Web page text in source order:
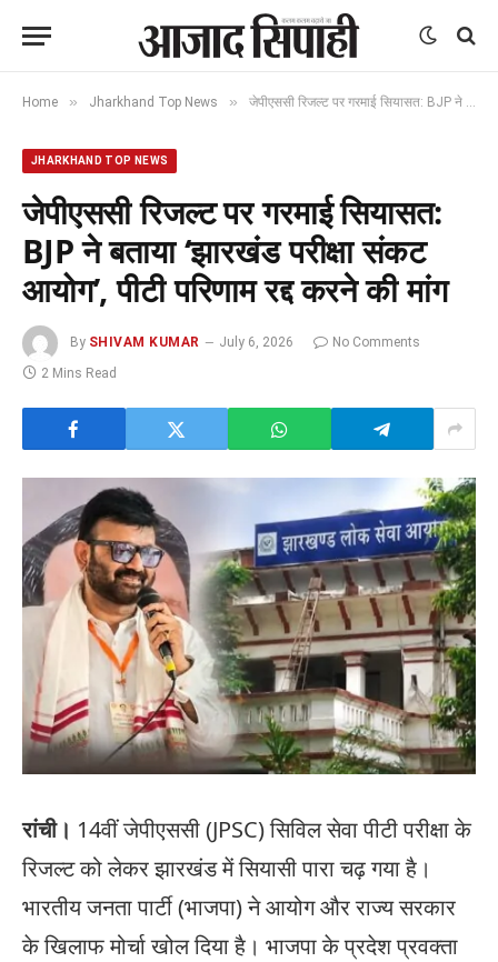
Home » Jharkhand Top News » जेपीएससी रिजल्ट पर गरमाई सियासत: BJP ने बताया ‘झारखंड परीक्षा संकट आयोग’, पीटी परिणाम रद्द करने की मांग
JHARKHAND TOP NEWS
जेपीएससी रिजल्ट पर गरमाई सियासत:
BJP ने बताया ‘झारखंड परीक्षा संकट
आयोग’, पीटी परिणाम रद्द करने की मांग
By SHIVAM KUMAR July 6, 2026
No Comments
2 Mins Read
रांची। 14वीं जेपीएससी (JPSC) सिविल सेवा पीटी परीक्षा के
रिजल्ट को लेकर झारखंड में सियासी पारा चढ़ गया है।
भारतीय जनता पार्टी (भाजपा) ने आयोग और राज्य सरकार
के खिलाफ मोर्चा खोल दिया है। भाजपा के प्रदेश प्रवक्ता